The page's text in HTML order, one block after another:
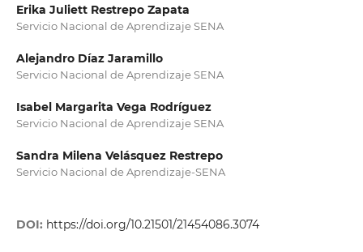
Erika Juliett Restrepo Zapata
Servicio Nacional de Aprendizaje SENA
Alejandro Díaz Jaramillo
Servicio Nacional de Aprendizaje SENA
Isabel Margarita Vega Rodríguez
Servicio Nacional de Aprendizaje SENA
Sandra Milena Velásquez Restrepo
Servicio Nacional de Aprendizaje-SENA
DOI: https://doi.org/10.21501/21454086.3074